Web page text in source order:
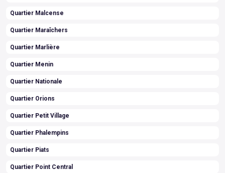
Quartier Malcense
Quartier Maraîchers
Quartier Marlière
Quartier Menin
Quartier Nationale
Quartier Orions
Quartier Petit Village
Quartier Phalempins
Quartier Piats
Quartier Point Central